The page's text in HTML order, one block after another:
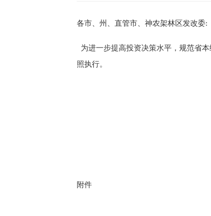
各市、州、直管市、神农架林区发改委:
为进一步提高投资决策水平 ， 规范省
照执行。
附件